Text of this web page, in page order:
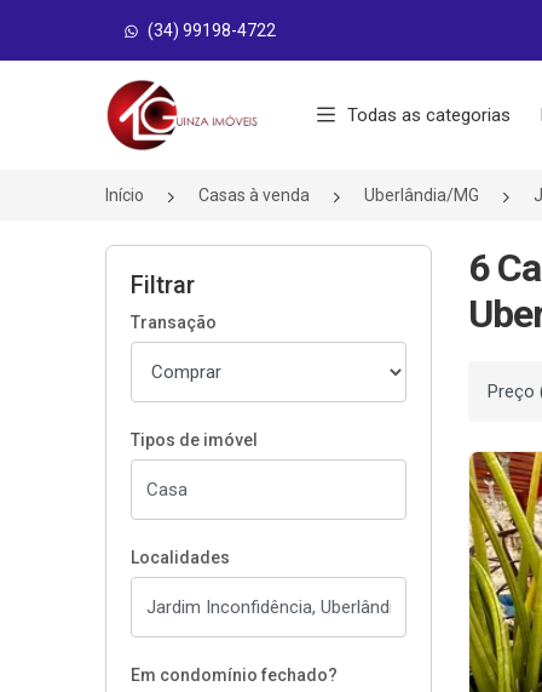
(34) 99198-4722
Página inicial
Todas as categorias
Início Casas à venda Uberlândia/MG
Filtrar
Transação
Tipos de imóvel
Localidades
Em condomínio fechado?
6